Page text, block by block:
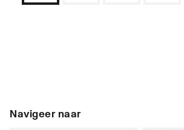
Navigeer naar